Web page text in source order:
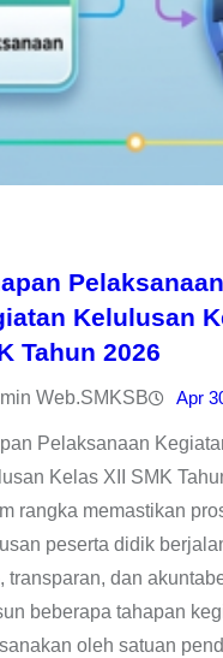
Pelaksanaan
Kelulusan
Tahun 2026
Web.SMKSB Apr
Pelaksanaan
Kelas XII SMK
rangka memastikan
peserta didik
transparan, dan
beberapa tahapan
oleh satuan